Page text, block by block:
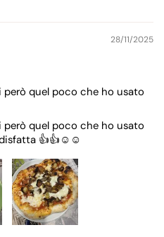
28/11/2025
quel poco che ho usato
quel poco che ho usato
👍👍☺️☺️